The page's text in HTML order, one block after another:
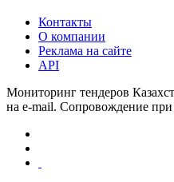
Контакты
О компании
Реклама на сайте
API
Мониторинг тендеров
на e-mail. Сопровождение при